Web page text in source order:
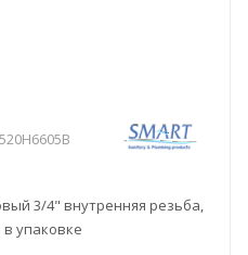
520H6605B
3/4" внутренняя резьба,
в упаковке